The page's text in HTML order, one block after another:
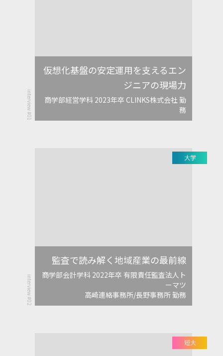
仮想化基盤の安定運用を支えるエン
ジニアの現場力
商学部経営学科 2023年卒 CLINKS株式会社 勤
務
interview #01
監査で読み解く地域産業の最前線
商学部会計学科 2022年卒 有限責任監査法人ト
ーマツ
高崎連絡事務所/長野事務所 勤務
interview #02